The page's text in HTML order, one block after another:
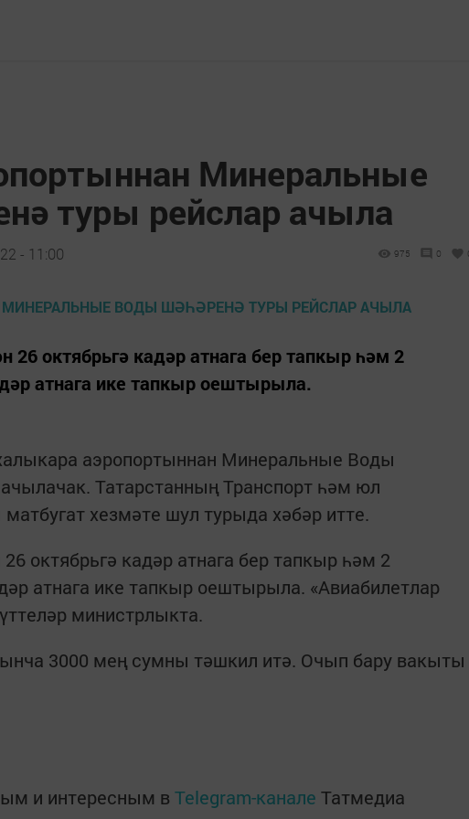
Минеральные
туры рейслар ачыла
- 11:00 975 0
26 октябрьгә кадәр атнага бер тапкыр һәм 2
атнага ике тапкыр оештырыла.
аэропортыннан Минеральные Воды
Татарстанның Транспорт һәм юл
хезмәте шул турыда хәбәр итте.
октябрьгә кадәр атнага бер тапкыр һәм 2
атнага ике тапкыр оештырыла. «Авиабилетлар
министрлыкта.
3000 мең сумны тәшкил итә. Очып бару вакыты
и интересным в Telegram-канале Татмедиа